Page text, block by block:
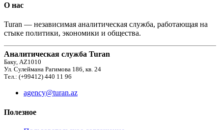
О нас
Turan — независимая аналитическая служба, работающая на
стыке политики, экономики и общества.
Аналитическая служба Turan
Баку, AZ1010
Ул. Сулеймана Рагимова 186, кв. 24
Тел.: (+99412) 440 11 96
agency@turan.az
Полезное